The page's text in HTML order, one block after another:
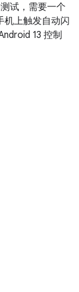
试，需要一个
机上触发自动闪
13 控制